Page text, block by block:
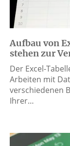
Aufbau von
stehen zur
Der Excel-
Arbeiten mit
verschiedenen
Ihrer…